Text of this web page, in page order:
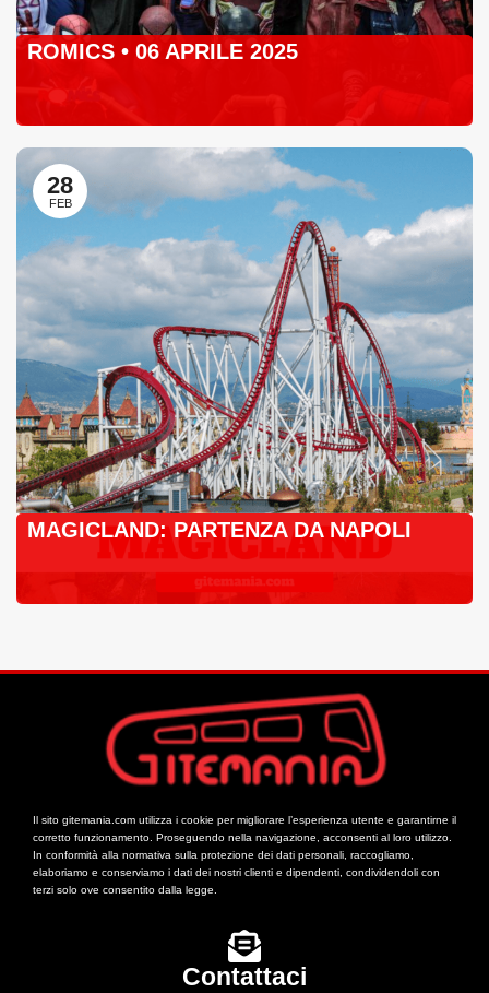
ROMICS • 06 APRILE 2025
28
FEB
MAGICLAND: PARTENZA DA NAPOLI
Il sito gitemania.com utilizza i cookie per migliorare l’esperienza utente e garantirne il
corretto funzionamento. Proseguendo nella navigazione, acconsenti al loro utilizzo.
In conformità alla normativa sulla protezione dei dati personali, raccogliamo,
elaboriamo e conserviamo i dati dei nostri clienti e dipendenti, condividendoli con
terzi solo ove consentito dalla legge.
Contattaci